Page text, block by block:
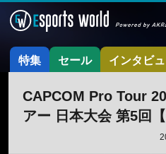
特集 セール インタビ
CAPCOM Pro Tour
アー 日本大会 第5回